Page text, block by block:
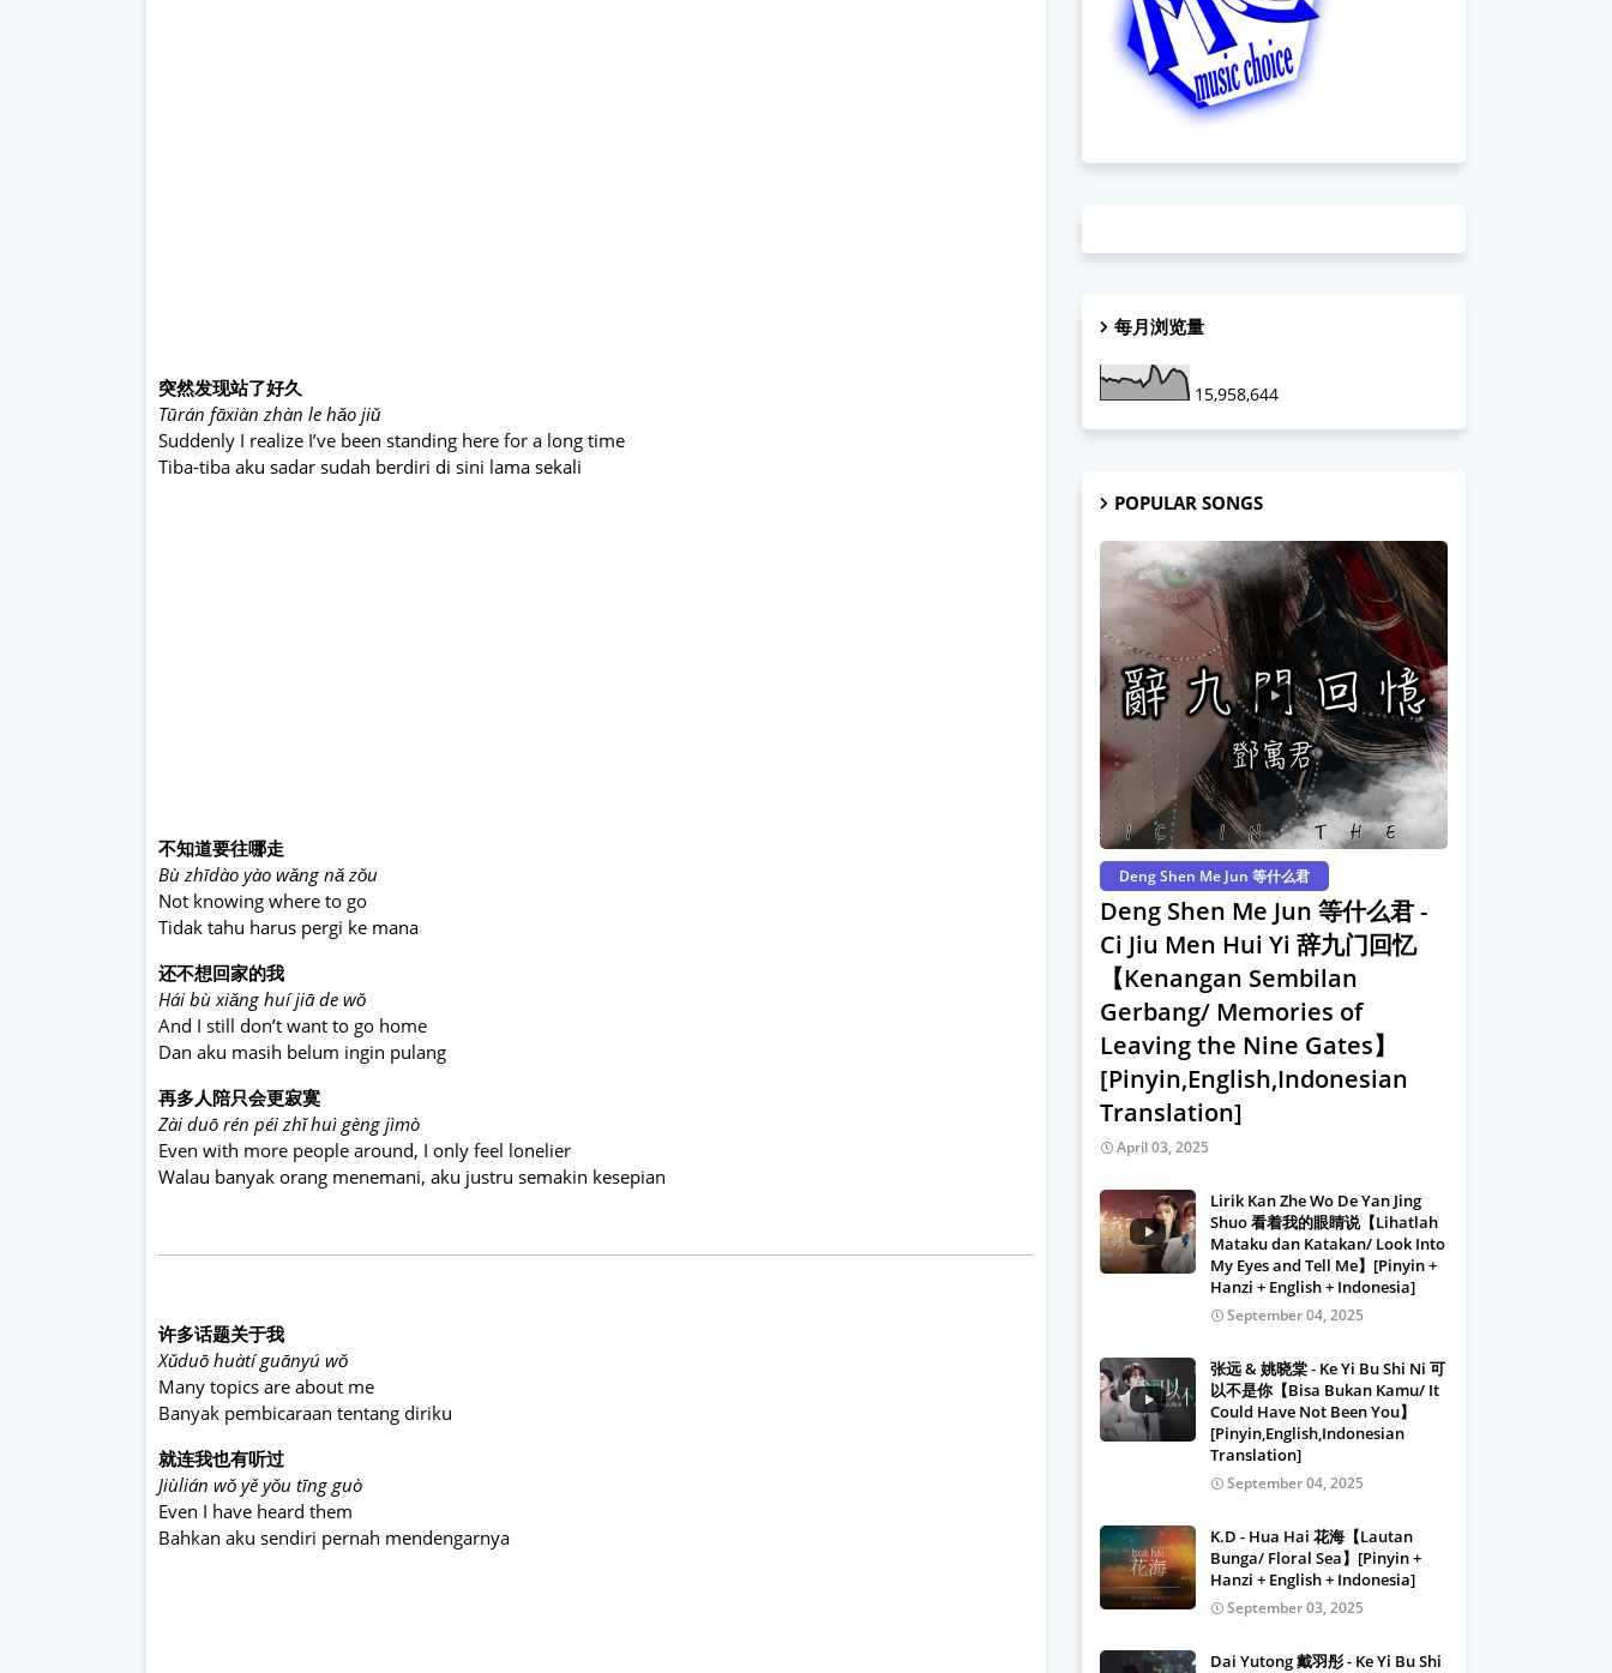
突然发现站了好久
Tūrán fāxiàn zhàn le hǎo jiǔ
Suddenly I realize I’ve been standing here for a long time
Tiba-tiba aku sadar sudah berdiri di sini lama sekali
不知道要往哪走
Bù zhīdào yào wǎng nǎ zǒu
Not knowing where to go
Tidak tahu harus pergi ke mana
还不想回家的我
Hái bù xiǎng huí jiā de wǒ
And I still don’t want to go home
Dan aku masih belum ingin pulang
再多人陪只会更寂寞
Zài duō rén péi zhǐ huì gèng jìmò
Even with more people around, I only feel lonelier
Walau banyak orang menemani, aku justru semakin kesepian
许多话题关于我
Xǔduō huàtí guānyú wǒ
Many topics are about me
Banyak pembicaraan tentang diriku
就连我也有听过
Jiùlián wǒ yě yǒu tīng guò
Even I have heard them
Bahkan aku sendiri pernah mendengarnya
每月浏览量
15,958,644
POPULAR SONGS
Deng Shen Me Jun 等什么君
Deng Shen Me Jun 等什么君 -
Ci Jiu Men Hui Yi 辞九门回忆
【Kenangan Sembilan
Gerbang/ Memories of
Leaving the Nine Gates】
[Pinyin,English,Indonesian
Translation]
April 03, 2025
Lirik Kan Zhe Wo De Yan Jing
Shuo 看着我的眼睛说【Lihatlah
Mataku dan Katakan/ Look Into
My Eyes and Tell Me】[Pinyin +
Hanzi + English + Indonesia]
September 04, 2025
张远 & 姚晓棠 - Ke Yi Bu Shi Ni 可
以不是你【Bisa Bukan Kamu/ It
Could Have Not Been You】
[Pinyin,English,Indonesian
Translation]
September 04, 2025
K.D - Hua Hai 花海【Lautan
Bunga/ Floral Sea】[Pinyin +
Hanzi + English + Indonesia]
September 03, 2025
Dai Yutong 戴羽彤 - Ke Yi Bu Shi